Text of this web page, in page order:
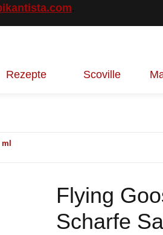
Rezepte Scoville
Flying
Scharfe